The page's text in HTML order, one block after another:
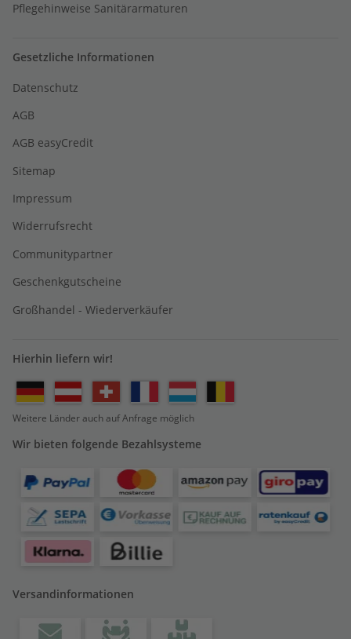
Pflegehinweise Sanitärarmaturen
Gesetzliche Informationen
Datenschutz
AGB
AGB easyCredit
Sitemap
Impressum
Widerrufsrecht
Communitypartner
Geschenkgutscheine
Großhandel - Wiederverkäufer
Hierhin liefern wir!
Weitere Länder auch auf Anfrage möglich
Wir bieten folgende Bezahlsysteme
Versandinformationen